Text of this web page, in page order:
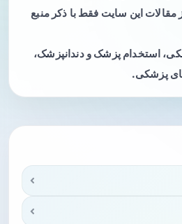
مقالات این سایت فقط با ذکر منبع
استخدام پزشک و دندانپزشک،